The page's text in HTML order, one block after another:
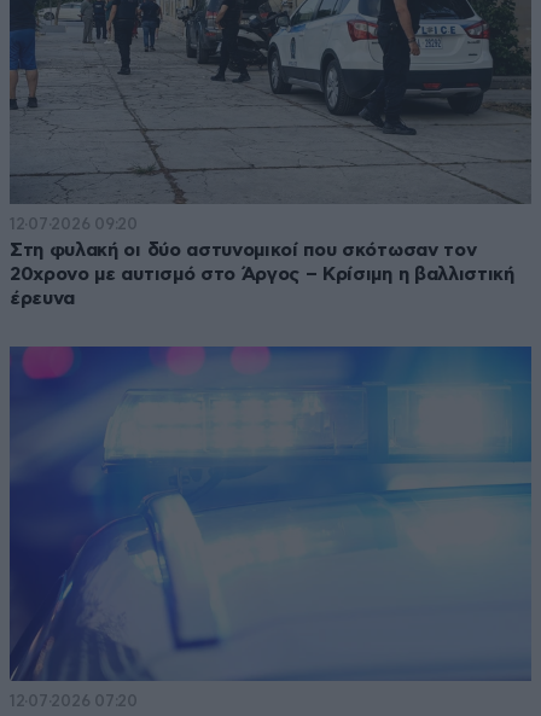
12·07·2026 09:20
Στη φυλακή οι δύο αστυνομικοί που σκότωσαν τον
20χρονο με αυτισμό στο Άργος – Κρίσιμη η βαλλιστική
έρευνα
12·07·2026 07:20